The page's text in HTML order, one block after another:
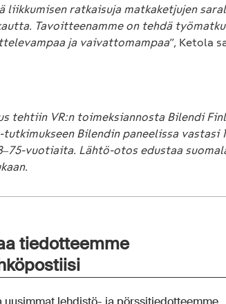
liikkumisen ratkaisuja matkaketjujen
Tavoitteenamme on tehdä
ja vaivattomampaa”, Ketola
tehtiin VR:n toimeksiannosta Bilendi
Bilendin paneelissa vastasi
vuotiaita. Lähtö-otos edustaa